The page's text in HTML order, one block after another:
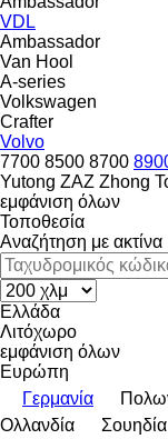
VDL
Ambassador
Van Hool
A-series
Volkswagen
Crafter
Volvo
7700 8500 8700
Yutong ZAZ Zhong
εμφάνιση όλων
Τοποθεσία
Αναζήτηση με ακτίνα
Ελλάδα
Λιτόχωρο
εμφάνιση όλων
Ευρώπη
Γερμανία
Ολλανδία
Σουηδία